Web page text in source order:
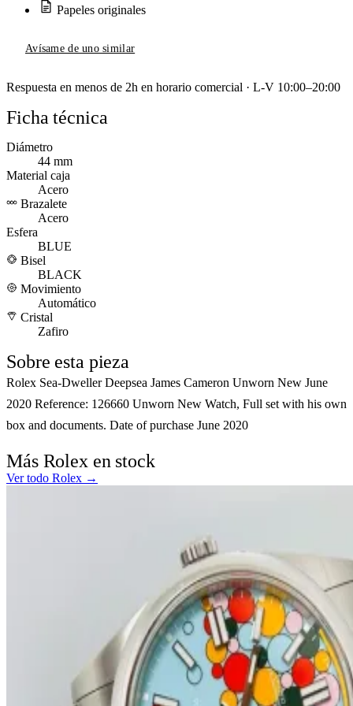
Papeles originales
Avísame de uno similar
Respuesta en menos de 2h en horario comercial · L-V 10:00–20:00
Ficha técnica
Diámetro
44 mm
Material caja
Acero
Brazalete
Acero
Esfera
BLUE
Bisel
BLACK
Movimiento
Automático
Cristal
Zafiro
Sobre esta pieza
Rolex Sea-Dweller Deepsea James Cameron Unworn New June
2020 Reference: 126660 Unworn New Watch, Full set with his own
box and documents. Date of purchase June 2020
Más Rolex en stock
Ver todo Rolex →